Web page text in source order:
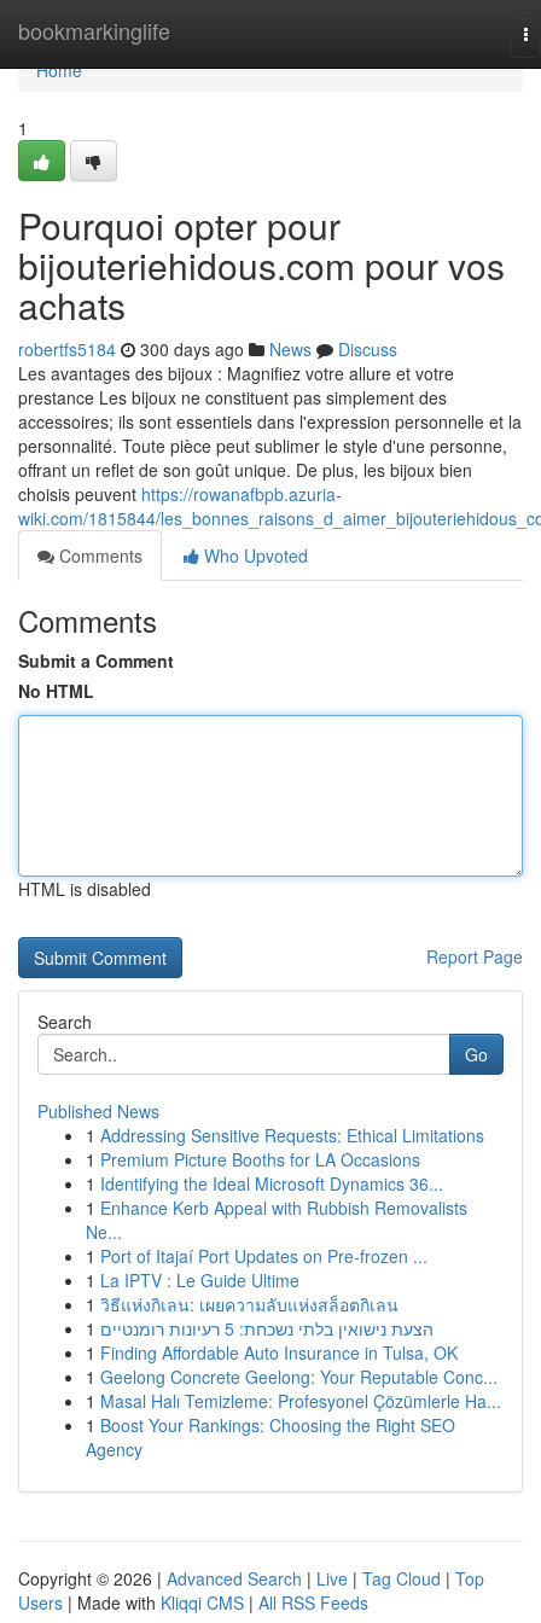
bookmarkinglife
Home
Home
1
Pourquoi opter pour
bijouteriehidous.com pour vos
achats
robertfs5184 300 days ago News
Discuss
Les avantages des bijoux : Magnifiez votre allure et votre
prestance Les bijoux ne constituent pas simplement des
accessoires; ils sont essentiels dans l'expression personnelle et la
personnalité. Toute pièce peut sublimer le style d'une personne,
offrant un reflet de son goût unique. De plus, les bijoux bien
choisis peuvent https://rowanafbpb.azuria-
wiki.com/1815844/
Comments
Who Upvoted
Comments
Submit a Comment
No HTML
HTML is disabled
Report Page
Search
Go
Published News
1 Addressing Sensitive Requests: Ethical Limitations
1 Premium Picture Booths for LA Occasions
1 Identifying the Ideal Microsoft Dynamics 36...
1 Enhance Kerb Appeal with Rubbish Removalists
Ne...
1 Port of Itajaí Port Updates on Pre-frozen ...
1 La IPTV : Le Guide Ultime
1 วิธีแห่งกิเลน: เผยความลับแห่งสล็อตกิเลน
1
הצעת נישואין בלתי נשכחת: 5 רעיונות רומנטיים
1 Finding Affordable Auto Insurance in Tulsa, OK
1 Geelong Concrete Geelong: Your Reputable Conc...
1 Masal Halı Temizleme: Profesyonel Çözümlerle Ha...
1 Boost Your Rankings: Choosing the Right SEO
Agency
Copyright © 2026 | Advanced Search | Live | Tag Cloud | Top
Users | Made with Kliqqi CMS | All RSS Feeds